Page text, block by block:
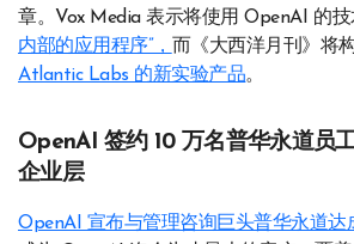
章。Vox Media 表示将使用 OpenAI 的技
内部的应用程序”， 而《大西洋月刊》将
Atlantic Labs 的新实验产品。
OpenAI 签约 10 万名普华永道员
企业层
OpenAI 宣布与管理咨询巨头普华永道达